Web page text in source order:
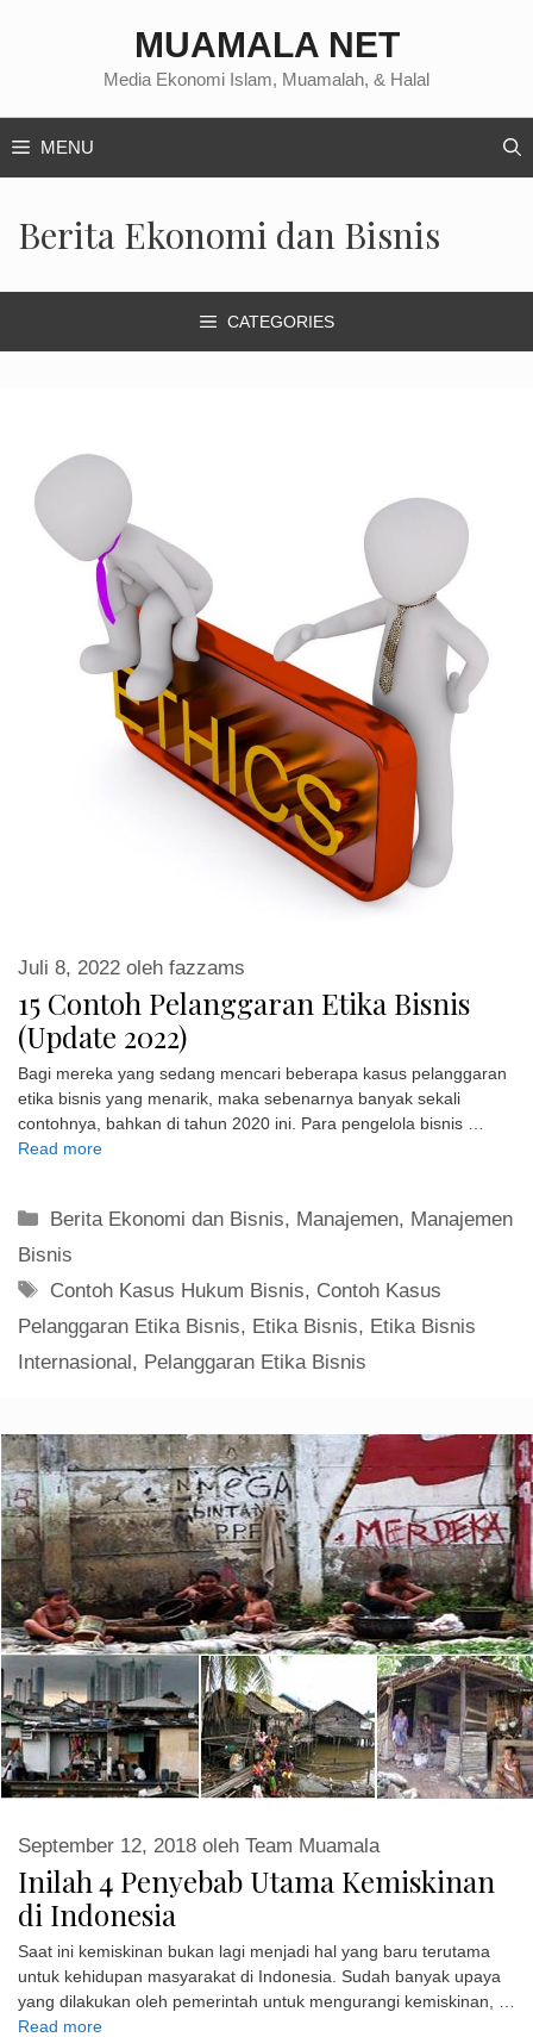
MUAMALA NET
Media Ekonomi Islam, Muamalah, & Halal
MENU
Berita Ekonomi dan Bisnis
CATEGORIES
15 Contoh Pelanggaran Etika Bisnis
(Update 2022)
Juli 8, 2022 oleh fazzams
Bagi mereka yang sedang mencari beberapa kasus pelanggaran
etika bisnis yang menarik, maka sebenarnya banyak sekali
contohnya, bahkan di tahun 2020 ini. Para pengelola bisnis …
Read more
Kategori
Berita Ekonomi dan Bisnis, Manajemen, Manajemen
Bisnis
Tag
Contoh Kasus Hukum Bisnis, Contoh Kasus
Pelanggaran Etika Bisnis, Etika Bisnis, Etika Bisnis
Internasional, Pelanggaran Etika Bisnis
Inilah 4 Penyebab Utama Kemiskinan
di Indonesia
September 12, 2018 oleh Team Muamala
Saat ini kemiskinan bukan lagi menjadi hal yang baru terutama
untuk kehidupan masyarakat di Indonesia. Sudah banyak upaya
yang dilakukan oleh pemerintah untuk mengurangi kemiskinan, …
Read more